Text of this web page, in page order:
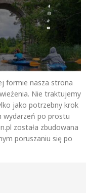
formie nasza strona
Nie traktujemy
jako potrzebny krok
wydarzeń po prostu
została zbudowana
poruszaniu się po